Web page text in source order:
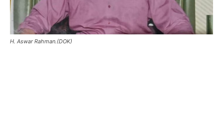
H. Aswar Rahman.(DOK)